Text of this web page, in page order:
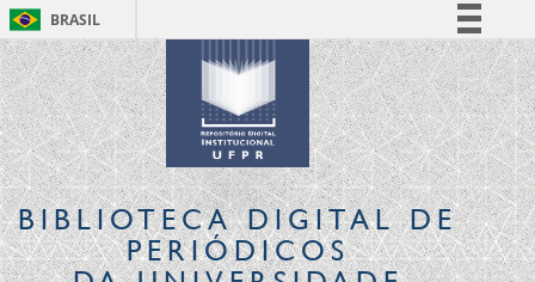
BRASIL
Simplifique!
Comunica BR
Participe
Acesso à informação
Legislação
Canais
BIBLIOTECA DIGITALDE
PERIÓDICOS